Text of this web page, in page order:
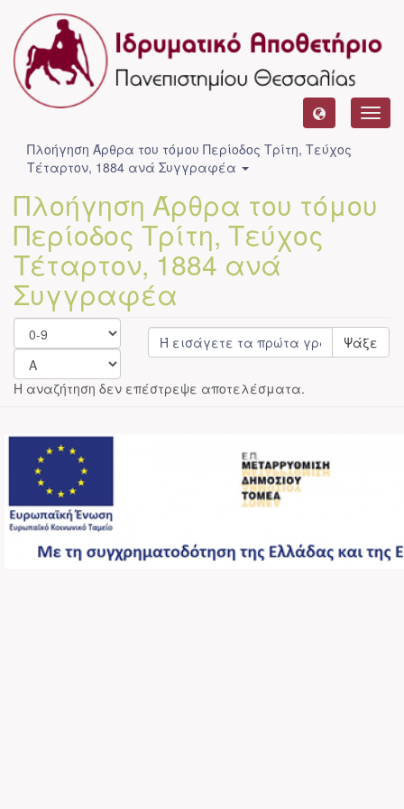
Πλοήγηση Άρθρα του τόμου Περίοδος Τρίτη, Τεύχος
Τέταρτον, 1884 ανά Συγγραφέα
Πλοήγηση Άρθρα του τόμου
Περίοδος Τρίτη, Τεύχος
Τέταρτον, 1884 ανά
Συγγραφέα
Ψάξε
Η αναζήτηση δεν επέστρεψε αποτελέσματα.